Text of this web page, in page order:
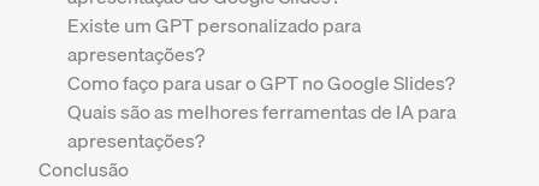
Existe um GPT personalizado para
apresentações?
Como faço para usar o GPT no Google Slides?
Quais são as melhores ferramentas de IA para
apresentações?
Conclusão